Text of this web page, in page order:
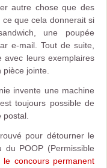
autre chose que des
que cela donnerait si
une poupée
e-mail. Tout de suite,
avec leurs exemplaires
jointe.
invente une machine
toujours possible de
pour détourner le
POOP (Permissible
le concours permanent